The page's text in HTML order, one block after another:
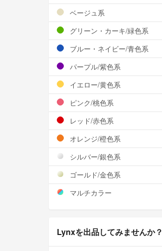
ベージュ系
グリーン・カーキ/緑色系
ブルー・ネイビー/青色系
パープル/紫色系
イエロー/黄色系
ピンク/桃色系
レッド/赤色系
オレンジ/橙色系
シルバー/銀色系
ゴールド/金色系
マルチカラー
Lynxを出品してみませんか？